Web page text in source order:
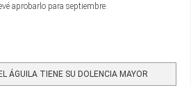
aprobarlo para septiembre.
ÁGUILA TIENE SU DOLENCIA MAYOR